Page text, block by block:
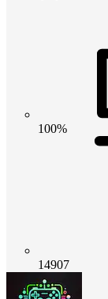
100%
14907